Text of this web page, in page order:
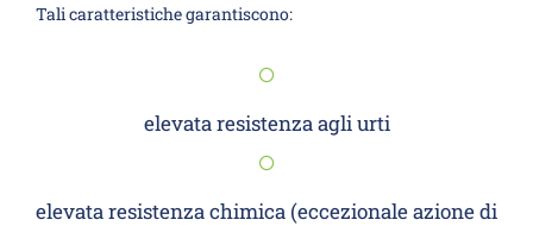
Tali caratteristiche garantiscono:
elevata resistenza agli urti
elevata resistenza chimica (eccezionale azione di